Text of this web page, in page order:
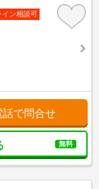
イン相談可
話で問合せ
無料